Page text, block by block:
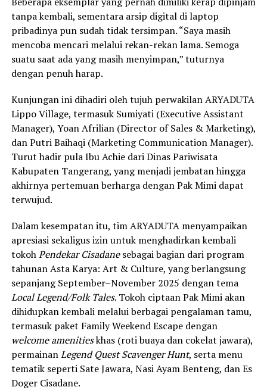
tanpa kembali, sementara arsip digital di laptop
pribadinya pun sudah tidak tersimpan. “Saya masih
mencoba mencari melalui rekan-rekan lama. Semoga
suatu saat ada yang masih menyimpan,” tuturnya
dengan penuh harap.
Kunjungan ini dihadiri oleh tujuh perwakilan ARYADUTA
Lippo Village, termasuk Sumiyati (Executive Assistant
Manager), Yoan Afrilian (Director of Sales & Marketing),
dan Putri Baihaqi (Marketing Communication Manager).
Turut hadir pula Ibu Achie dari Dinas Pariwisata
Kabupaten Tangerang, yang menjadi jembatan hingga
akhirnya pertemuan berharga dengan Pak Mimi dapat
terwujud.
Dalam kesempatan itu, tim ARYADUTA menyampaikan
apresiasi sekaligus izin untuk menghadirkan kembali
tokohPendekar Cisadanesebagai bagian dari program
tahunan Asta Karya: Art & Culture, yang berlangsung
sepanjang September–November 2025 dengan tema
Local Legend/Folk Tales. Tokoh ciptaan Pak Mimi akan
dihidupkan kembali melalui berbagai pengalaman tamu,
termasuk paket Family Weekend Escape dengan
welcome amenitieskhas (roti buaya dan cokelat jawara),
permainanLegend Quest Scavenger Hunt, serta menu
tematik seperti Sate Jawara, Nasi Ayam Benteng, dan Es
Doger Cisadane.